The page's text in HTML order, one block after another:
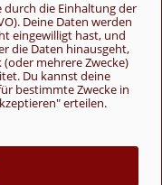
durch die Einhaltung der
Deine Daten werden
eingewilligt hast, und
die Daten hinausgeht,
mehrere Zwecke)
Du kannst deine
bestimmte Zwecke in
erteilen.